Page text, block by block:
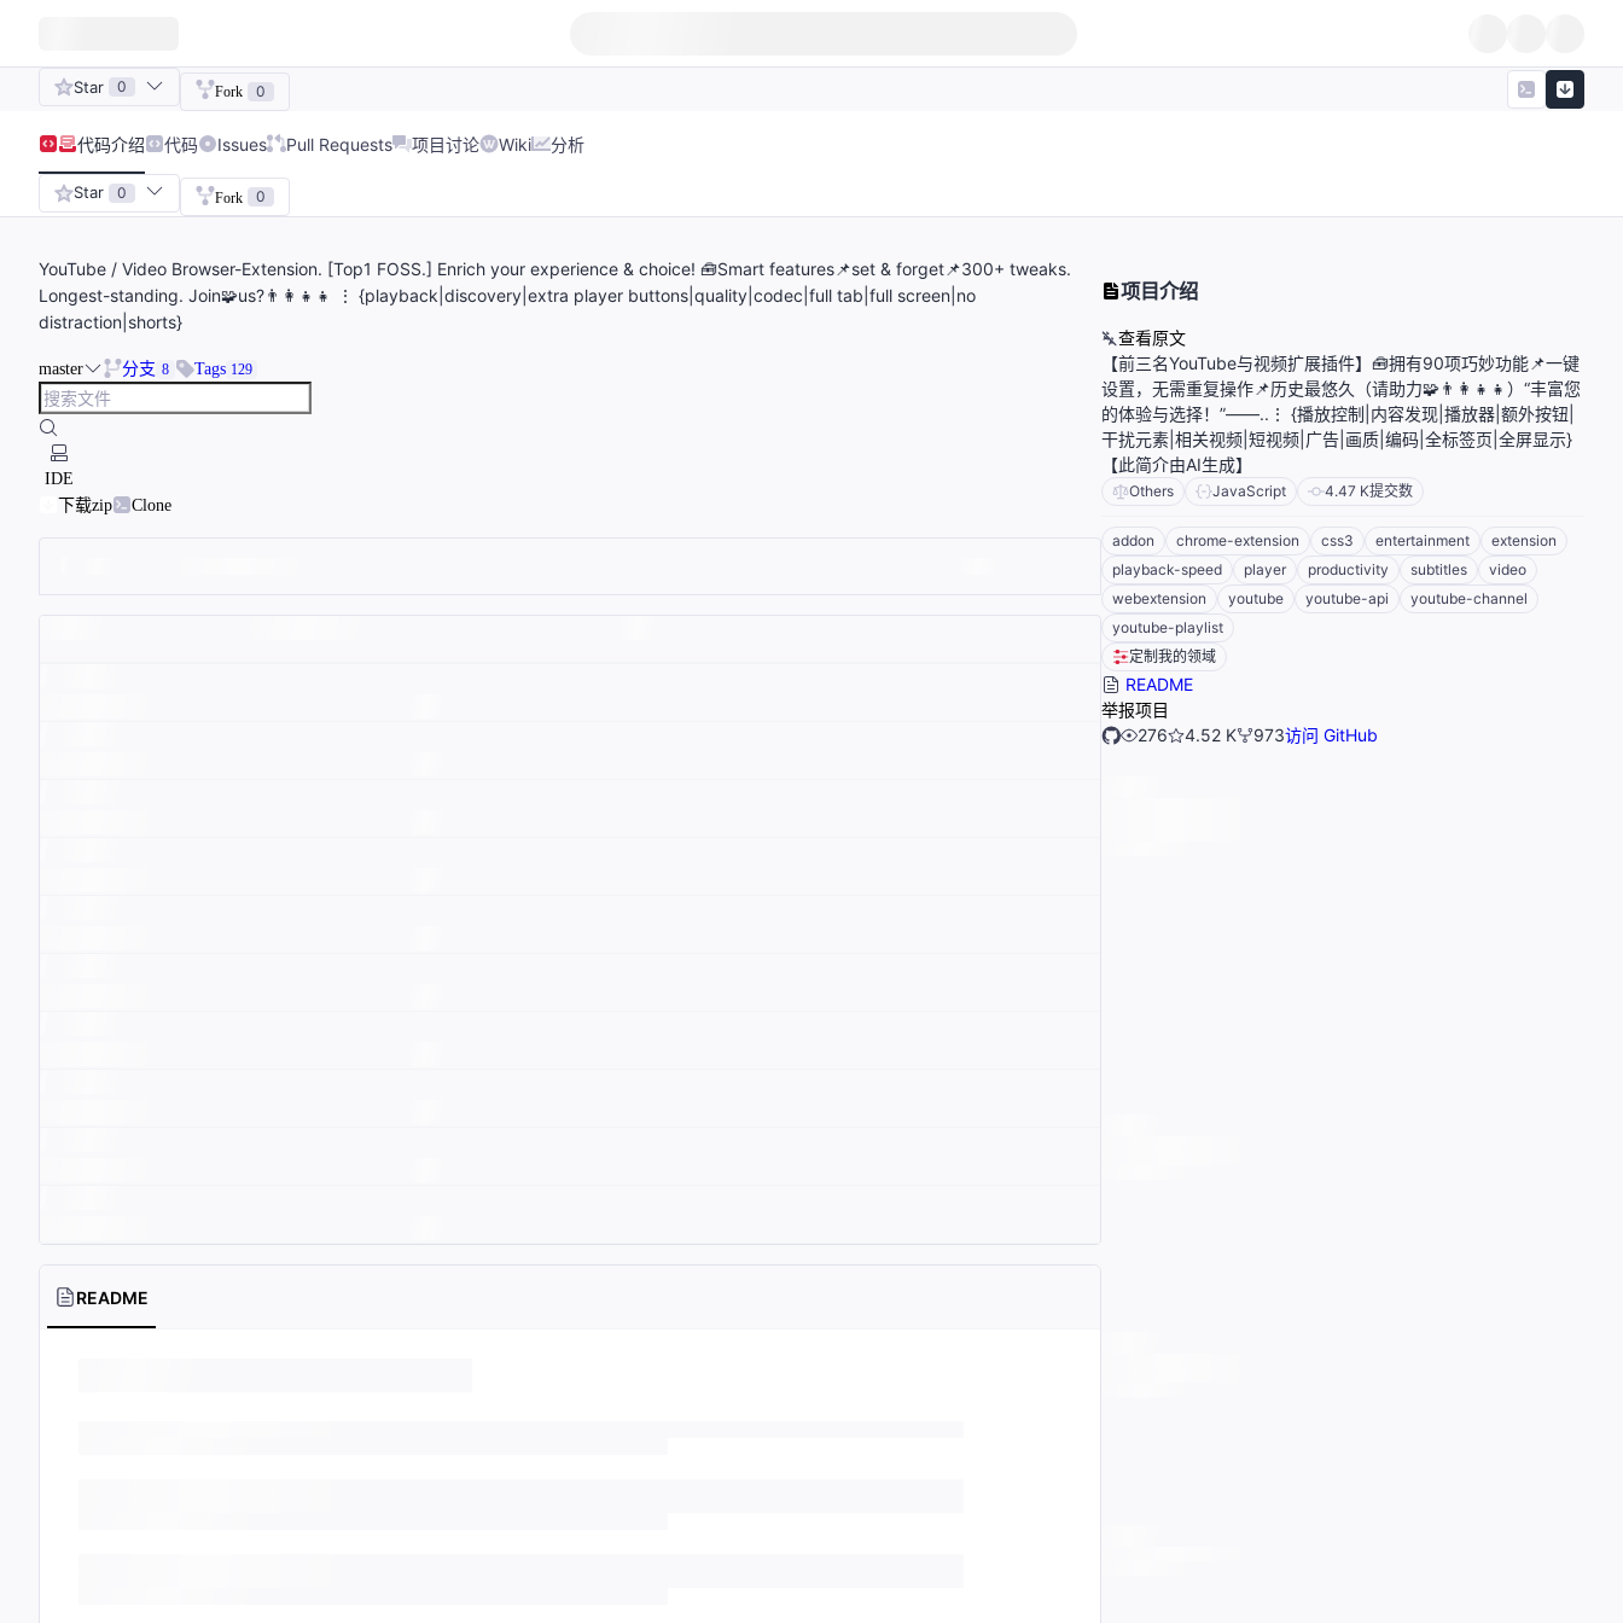
Star 0 Fork 0
代码介绍 代码 Issues Pull Requests 项目讨论 Wiki 分析
Star 0 Fork 0
YouTube / Video Browser-Extension. [Top1 FOSS.] Enrich your experience & choice! 🧰Smart features📌set & forget📌300+ tweaks.
Longest-standing. Join🧩us?👨‍👩‍👧‍👧 ⋮ {playback|discovery|extra player buttons|quality|codec|full tab|full screen|no
distraction|shorts}
master 分支 8 Tags 129
IDE
下载zip
Clone
README
项目介绍
查看原文
【前三名YouTube与视频扩展插件】🧰拥有90项巧妙功能📌一键
设置，无需重复操作📌历史最悠久（请助力🧩👨‍👩‍👧‍👧）“丰富您
的体验与选择！”——..⋮ {播放控制|内容发现|播放器|额外按钮|
干扰元素|相关视频|短视频|广告|画质|编码|全标签页|全屏显示}
【此简介由AI生成】
Others JavaScript 4.47 K提交数
addon chrome-extension css3 entertainment
extension
playback-speed
player productivity subtitles
video
webextension
youtube youtube-api
youtube-channel
youtube-playlist
定制我的领域
README
举报项目
276
4.52 K 973访问 GitHub